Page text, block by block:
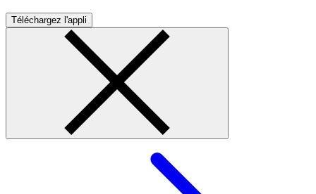
Téléchargez l'appli